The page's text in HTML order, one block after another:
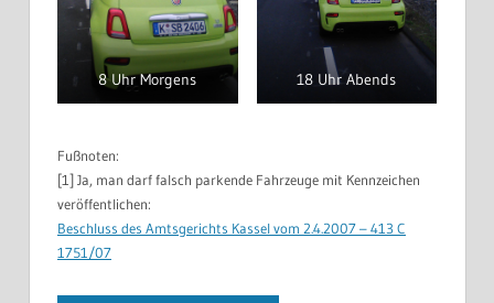
8 Uhr Morgens 18 Uhr Abends
Fußnoten:
[1] Ja, man darf falsch parkende Fahrzeuge mit Kennzeichen
veröffentlichen:
Beschluss des Amtsgerichts Kassel vom 2.4.2007 –413 C
1751/07